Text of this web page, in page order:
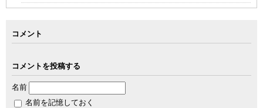
コメント
コメントを投稿する
名前
名前を記憶しておく